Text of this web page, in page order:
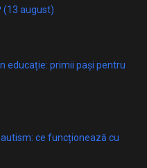
(13 august)
educație: primii pași pentru
ce funcționează cu